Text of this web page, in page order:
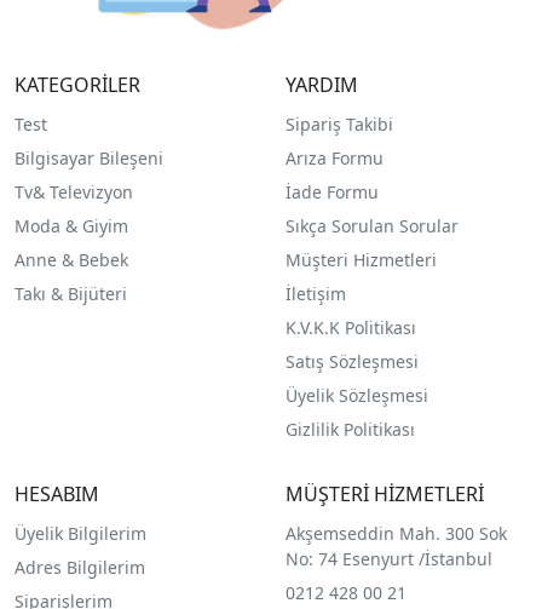
KATEGORİLER
Test
Bilgisayar Bileşeni
Tv& Televizyon
Moda & Giyim
Anne & Bebek
Takı & Bijüteri
YARDIM
Sipariş Takibi
Arıza Formu
İade Formu
Sıkça Sorulan Sorular
Müşteri Hizmetleri
İletişim
K.V.K.K Politikası
Satış Sözleşmesi
Üyelik Sözleşmesi
Gizlilik Politikası
HESABIM
Üyelik Bilgilerim
Adres Bilgilerim
Siparişlerim
MÜŞTERİ HİZMETLERİ
Akşemseddin Mah. 300 Sok
No: 74 Esenyurt /İstanbul
0212 428 00 21